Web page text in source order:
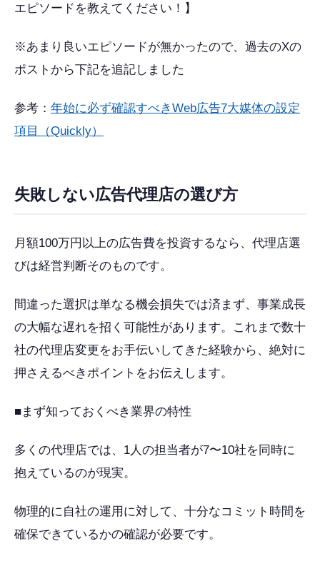
エピソードを教えてください！】
※あまり良いエピソードが無かったので、過去のXの
ポストから下記を追記しました
参考： 年始に必ず確認すべきWeb広告7大媒体の設定
項目（Quickly）
失敗しない広告代理店の選び方
月額100万円以上の広告費を投資するなら、代理店選
びは経営判断そのものです。
間違った選択は単なる機会損失では済まず、事業成長
の大幅な遅れを招く可能性があります。これまで数十
社の代理店変更をお手伝いしてきた経験から、絶対に
押さえるべきポイントをお伝えします。
■まず知っておくべき業界の特性
多くの代理店では、1人の担当者が7〜10社を同時に
抱えているのが現実。
物理的に自社の運用に対して、十分なコミット時間を
確保できているかの確認が必要です。